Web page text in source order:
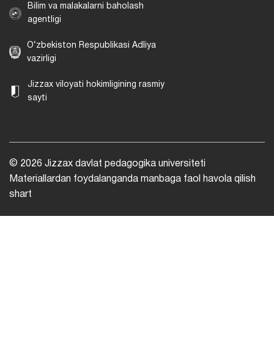
Bilim va malakalarni baholash
agentligi
O‘zbekiston Respublikasi Adliya
vazirligi
Jizzax viloyati hokimligining rasmiy
sayti
© 2026 Jizzax davlat pedagogika universiteti
Materiallardan foydalanganda manbaga faol havola qilish
shart